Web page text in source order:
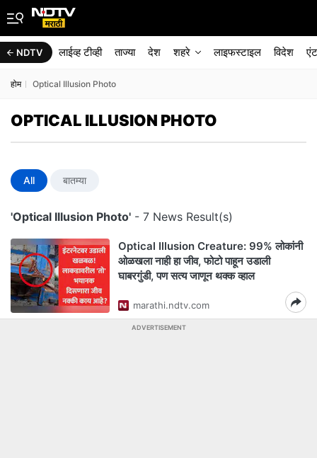
NDTV लाईव्ह टीव्ही ताज्या देश शहरे लाइफस्टाइल विदेश
होम Optical Illusion Photo
OPTICAL ILLUSION PHOTO
All बातम्या
'Optical Illusion Photo' - 7 News Result(s)
Optical Illusion Creature: 99% लोकांनी
ओळखला नाही हा जीव, फोटो पाहून उडाली
घाबरगुंडी, पण सत्य जाणून थक्क व्हाल
marathi.ndtv.com
ADVERTISEMENT